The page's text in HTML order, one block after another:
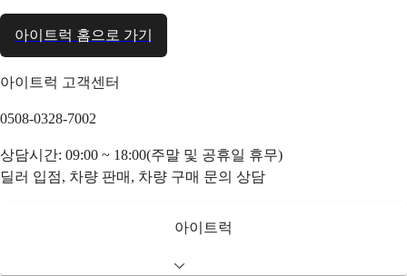
아이트럭 홈으로 가기
아이트럭 고객센터
0508-0328-7002
상담시간: 09:00 ~ 18:00(주말 및 공휴일 휴무)
딜러 입점, 차량 판매, 차량 구매 문의 상담
아이트럭